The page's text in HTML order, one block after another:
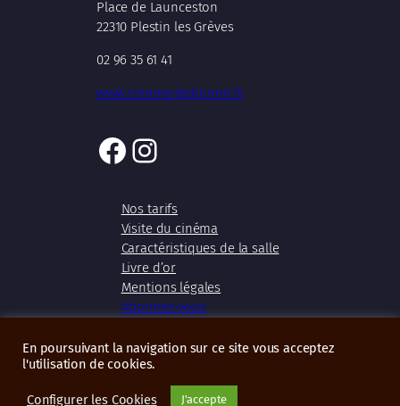
Place de Launceston
22310 Plestin les Grèves
02 96 35 61 41
www.cinema-ledouron.fr
Facebook
Instagram
Nos tarifs
Visite du cinéma
Caractéristiques de la salle
Livre d’or
Mentions légales
Abonnez-vous
Copyright 2026 – Cinéma Le Douron
En poursuivant la navigation sur ce site vous acceptez
l'utilisation de cookies.
Configurer les Cookies J'accepte